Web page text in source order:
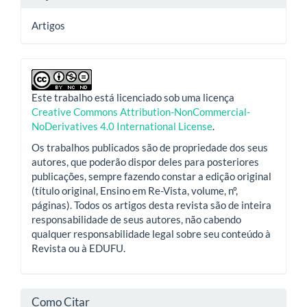
Artigos
Este trabalho está licenciado sob uma licença
Creative Commons Attribution-NonCommercial-
NoDerivatives 4.0 International License
Os trabalhos publicados são de propriedade dos seus
autores, que poderão dispor deles para posteriores
publicações, sempre fazendo constar a edição original
(título original, Ensino em Re-Vista, volume, nº,
páginas). Todos os artigos desta revista são de inteira
responsabilidade de seus autores, não cabendo
qualquer responsabilidade legal sobre seu conteúdo à
Revista ou à EDUFU.
Como Citar